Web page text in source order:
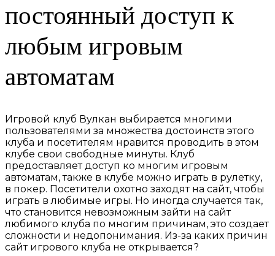
постоянный доступ к
любым игровым
автоматам
Игровой клуб Вулкан выбирается многими
пользователями за множества достоинств этого
клуба и посетителям нравится проводить в этом
клубе свои свободные минуты. Клуб
предоставляет доступ ко многим игровым
автоматам, также в клубе можно играть в рулетку,
в покер. Посетители охотно заходят на сайт, чтобы
играть в любимые игры. Но иногда случается так,
что становится невозможным зайти на сайт
любимого клуба по многим причинам, это создает
сложности и недопонимания. Из-за каких причин
сайт игрового клуба не открывается?